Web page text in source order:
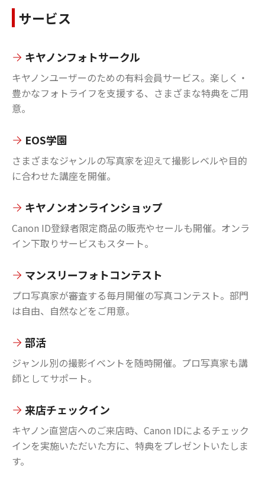
サービス
キヤノンフォトサークル
キヤノンユーザーのための有料会員サービス。楽しく・
豊かなフォトライフを支援する、さまざまな特典をご用
意。
EOS学園
さまざまなジャンルの写真家を迎えて撮影レベルや目的
に合わせた講座を開催。
キヤノンオンラインショップ
Canon ID登録者限定商品の販売やセールも開催。オンラ
イン下取りサービスもスタート。
マンスリーフォトコンテスト
プロ写真家が審査する毎月開催の写真コンテスト。部門
は自由、自然などをご用意。
部活
ジャンル別の撮影イベントを随時開催。プロ写真家も講
師としてサポート。
来店チェックイン
キヤノン直営店へのご来店時、Canon IDによるチェック
インを実施いただいた方に、特典をプレゼントいたしま
す。